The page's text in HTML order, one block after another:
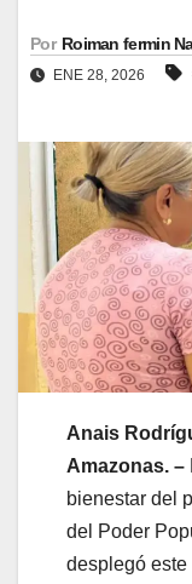
Por Roiman fermin
ENE 28, 2026
Anais
Amazonas. –
bienestar del
del Poder
desplegó este